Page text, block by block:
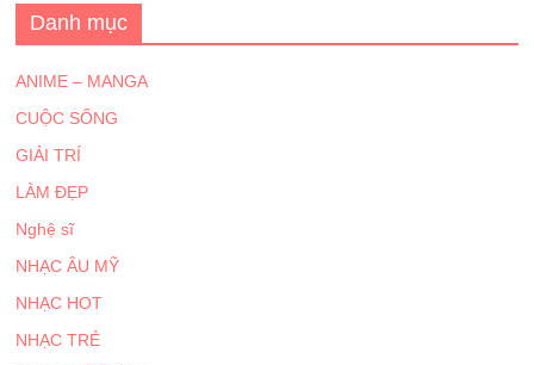
Danh mục
ANIME – MANGA
CUỘC SỐNG
GIẢI TRÍ
LÀM ĐẸP
Nghệ sĩ
NHẠC ÂU MỸ
NHẠC HOT
NHẠC TRẺ